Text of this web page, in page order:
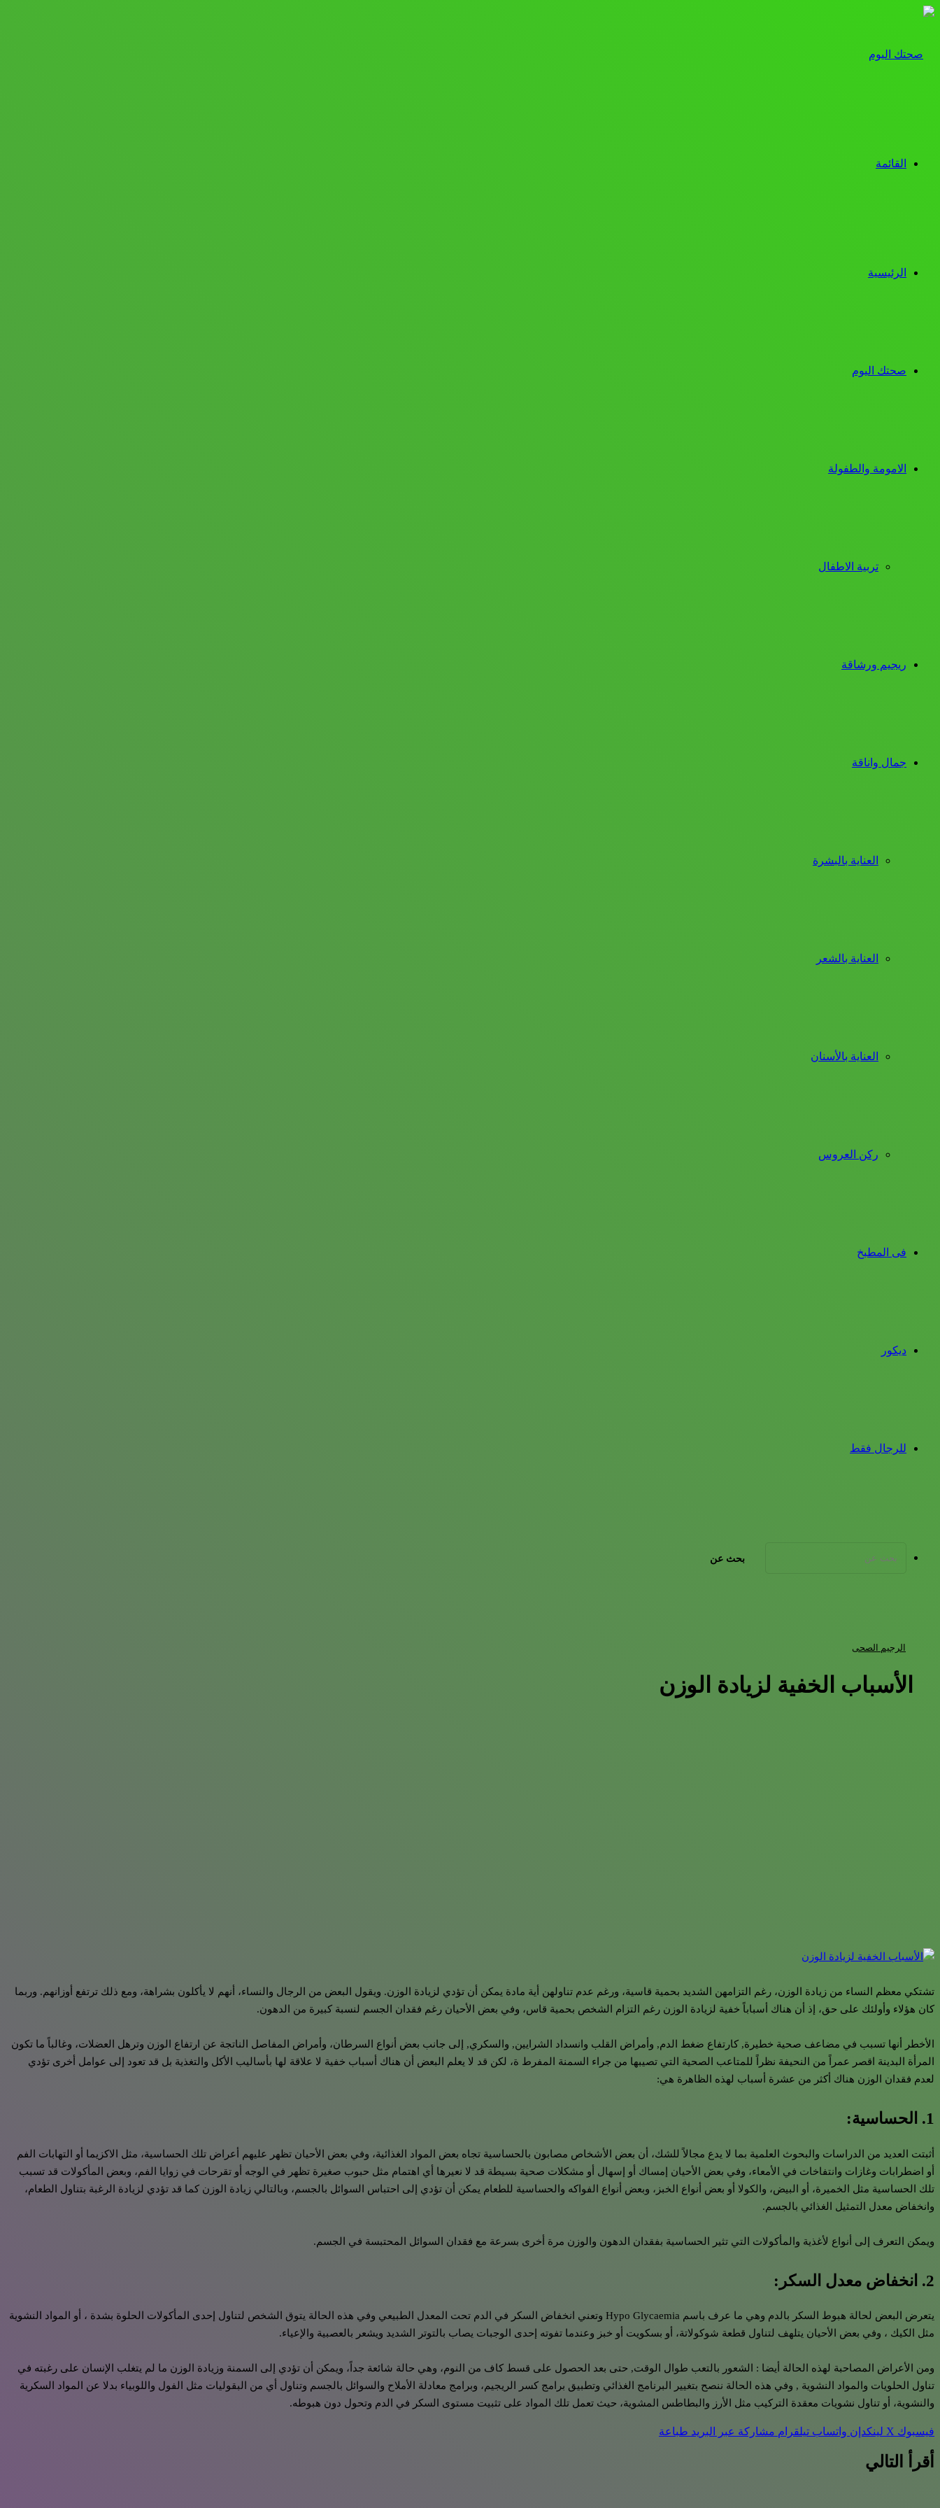
القائمة
الرئيسية
صحتك اليوم
الامومة والطفولة
تربية الاطفال
ريجيم ورشاقة
جمال واناقة
العناية بالبشرة
العناية بالشعر
العناية بالأسنان
ركن العروس
فى المطبخ
ديكور
للرجال فقط
بحث عن
الرجيم الصحى
الأسباب الخفية لزيادة الوزن
تشتكي معظم النساء من زيادة الوزن، رغم التزامهن الشديد بحمية قاسية، ورغم عدم تناولهن أية مادة يمكن أن تؤدي لزيادة الوزن. ويقول البعض من الرجال والنساء، أنهم لا يأكلون بشراهة، ومع ذلك ترتفع أوزانهم. وربما
كان هؤلاء وأولئك على حق، إذ أن هناك أسباباً خفية لزيادة الوزن رغم التزام الشخص بحمية قاس، وفي بعض الأحيان رغم فقدان الجسم لنسبة كبيرة من الدهون.
الأخطر أنها تسبب في مضاعف صحية خطيرة, كارتفاع ضغط الدم, وأمراض القلب وانسداد الشرايين, والسكري, إلى جانب بعض أنواع السرطان، وأمراض المفاصل الناتجة عن ارتفاع الوزن وترهل العضلات، وغالباً ما تكون
المرأة البدينة اقصر عمراً من النحيفة نظراً للمتاعب الصحية التي تصيبها من جراء السمنة المفرط ة، لكن قد لا يعلم البعض أن هناك أسباب خفية لا علاقة لها بأساليب الأكل والتغذية بل قد تعود إلى عوامل أخرى تؤدي
لعدم فقدان الوزن هناك أكثر من عشرة أسباب لهذه الظاهرة هي:
1. الحساسية:
أثبتت العديد من الدراسات والبحوث العلمية بما لا يدع مجالاً للشك، أن بعض الأشخاص مصابون بالحساسية تجاه بعض المواد الغذائية، وفي بعض الأحيان تظهر عليهم أعراض تلك الحساسية، مثل الاكزيما أو التهابات الفم
أو اضطرابات وغازات وانتفاخات في الأمعاء، وفي بعض الأحيان إمساك أو إسهال أو مشكلات صحية بسيطة قد لا نعيرها أي اهتمام مثل حبوب صغيرة تظهر في الوجه أو تقرحات في زوايا الفم، وبعض المأكولات قد تسبب
تلك الحساسية مثل الخميرة، أو البيض، والكولا أو بعض أنواع الخبز، وبعض أنواع الفواكه والحساسية للطعام يمكن أن تؤدي إلى احتباس السوائل بالجسم، وبالتالي زيادة الوزن كما قد تؤدي لزيادة الرغبة بتناول الطعام،
وانخفاض معدل التمثيل الغذائي بالجسم.
ويمكن التعرف إلى أنواع لأغذية والمأكولات التي تثير الحساسية بفقدان الدهون والوزن مرة أخرى بسرعة مع فقدان السوائل المحتبسة في الجسم.
2. انخفاض معدل السكر:
يتعرض البعض لحالة هبوط السكر بالدم وهي ما عرف باسم Hypo Glycaemia وتعني انخفاض السكر في الدم تحت المعدل الطبيعي وفي هذه الحالة يتوق الشخص لتناول إحدى المأكولات الحلوة بشدة ، أو المواد النشوية
مثل الكيك ، وفي بعض الأحيان يتلهف لتناول قطعة شوكولاتة، أو بسكويت أو خبز وعندما تفوته إحدى الوجبات يصاب بالتوتر الشديد ويشعر بالعصبية والإعياء.
ومن الأعراض المصاحبة لهذه الحالة أيضا : الشعور بالتعب طوال الوقت, حتى بعد الحصول على قسط كاف من النوم، وهي حالة شائعة جداً، ويمكن أن تؤدي إلى السمنة وزيادة الوزن ما لم يتغلب الإنسان على رغبته في
تناول الحلويات والمواد النشوية , وفي هذه الحالة ننصح بتغيير البرنامج الغذائي وتطبيق برامج كسر الريجيم، وبرامج معادلة الأملاح والسوائل بالجسم وتناول أي من البقوليات مثل الفول واللوبياء بدلا عن المواد السكرية
والنشوية، أو تناول نشويات معقدة التركيب مثل الأرز والبطاطس المشوية، حيث تعمل تلك المواد على تثبيت مستوى السكر في الدم وتحول دون هبوطه.
فيسبوك ‫X لينكدإن واتساب تيلقرام مشاركة عبر البريد طباعة
أقرأ التالي
أنظمة رجيم سريعة المفعول لعام 2019
سدادة الأنف أحدث الطرق لخسارة الوزن
مع تناول الايس كريم كيف تفقدين 4 كيلو بعد اسبوعين